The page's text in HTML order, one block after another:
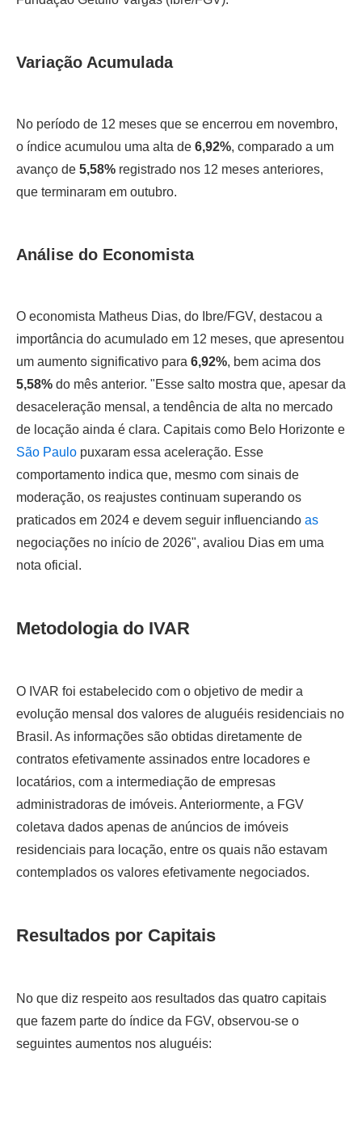
Variação Acumulada
No período de 12 meses que se encerrou em novembro,
o índice acumulou uma alta de 6,92%, comparado a um
avanço de 5,58% registrado nos 12 meses anteriores,
que terminaram em outubro.
Análise do Economista
O economista Matheus Dias, do Ibre/FGV, destacou a
importância do acumulado em 12 meses, que apresentou
um aumento significativo para 6,92%, bem acima dos
5,58% do mês anterior. "Esse salto mostra que, apesar da
desaceleração mensal, a tendência de alta no mercado
de locação ainda é clara. Capitais como Belo Horizonte e
São Paulo puxaram essa aceleração. Esse
comportamento indica que, mesmo com sinais de
moderação, os reajustes continuam superando os
praticados em 2024 e devem seguir influenciando as
negociações no início de 2026", avaliou Dias em uma
nota oficial.
Metodologia do IVAR
O IVAR foi estabelecido com o objetivo de medir a
evolução mensal dos valores de aluguéis residenciais no
Brasil. As informações são obtidas diretamente de
contratos efetivamente assinados entre locadores e
locatários, com a intermediação de empresas
administradoras de imóveis. Anteriormente, a FGV
coletava dados apenas de anúncios de imóveis
residenciais para locação, entre os quais não estavam
contemplados os valores efetivamente negociados.
Resultados por Capitais
No que diz respeito aos resultados das quatro capitais
que fazem parte do índice da FGV, observou-se o
seguintes aumentos nos aluguéis: